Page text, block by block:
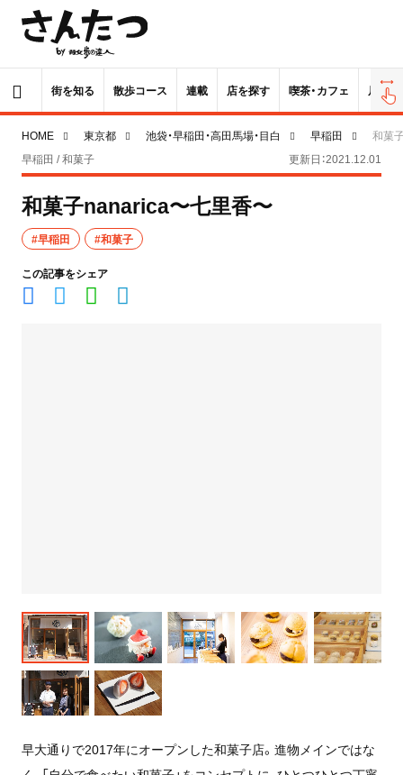
街を知る 散歩コース 連載 店を探す 喫茶・カフェ 居酒屋
HOME 東京都 池袋・早稲田・高田馬場・目白 早稲田
和菓
早稲田 / 和菓子
更新日：2021.12.01
和菓子nanarica〜七里香〜
#早稲田 #和菓子
この記事をシェア
早大通りで2017年にオープンした和菓子店。進物メインではな